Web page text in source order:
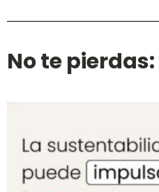
No te pierdas: